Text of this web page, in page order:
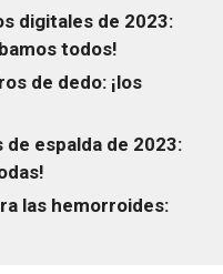
digitales de 2023:
todos!
de dedo: ¡los
espalda de 2023:
las hemorroides: